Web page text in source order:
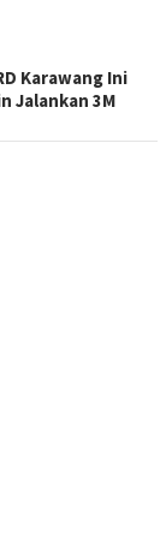
Karawang Ini
Jalankan 3M